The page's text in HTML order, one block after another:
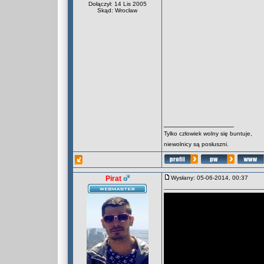
Dołączył: 14 Lis 2005
Skąd: Wrocław
Tylko człowiek wolny się buntuje,
niewolnicy są posłuszni.
Pirat Wysłany: 05-06-2014, 00:37